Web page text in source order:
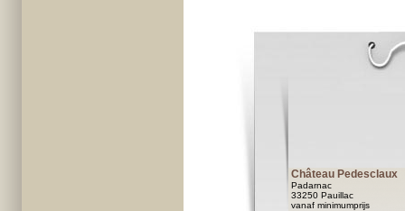
Château Pedesclaux
Padarnac
33250 Pauillac
vanaf minimumprijs